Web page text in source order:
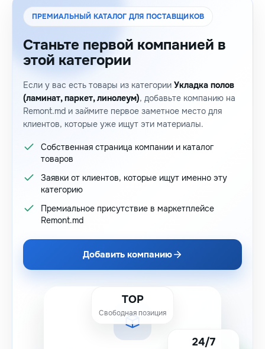
ПРЕМИАЛЬНЫЙ КАТАЛОГ ДЛЯ ПОСТАВЩИКОВ
Станьте первой компанией в
этой категории
Если у вас есть товары из категории Укладка полов
(ламинат, паркет, линолеум), добавьте компанию на
Remont.md и займите первое заметное место для
клиентов, которые уже ищут эти материалы.
Собственная страница компании и каталог
товаров
Заявки от клиентов, которые ищут именно эту
категорию
Премиальное присутствие в маркетплейсе
Remont.md
Добавить компанию
TOP
Свободная позиция
24/7